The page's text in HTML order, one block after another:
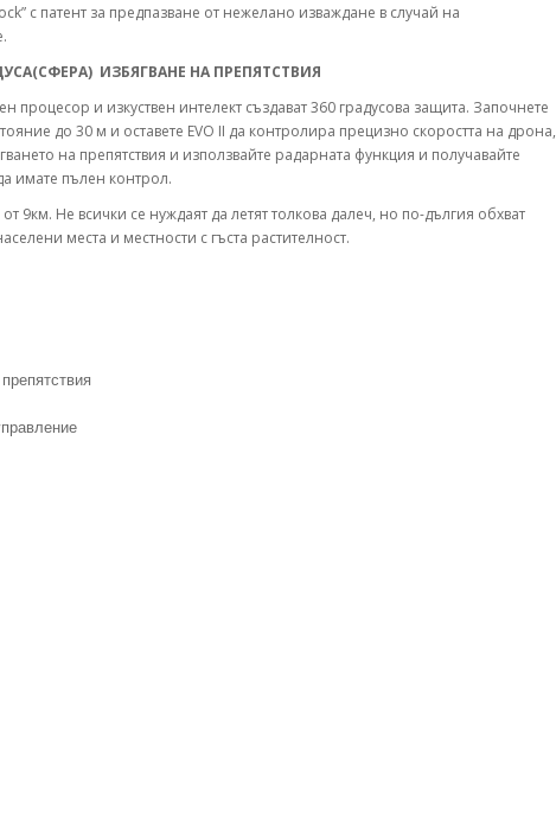
с патент за предпазване от нежелано изваждане в случай на
ИЗБЯГВАНЕ НА ПРЕПЯТСТВИЯ
и изкуствен интелект създават 360 градусова защита. Започнете
до 30 м и оставете EVO II да контролира прецизно скоростта на дрона,
на препятствия и използвайте радарната функция и получавайте
имате пълен контрол.
9км. Не всички се нуждаят да летят толкова далеч, но по-дългия обхват
места и местности с гъста растителност.